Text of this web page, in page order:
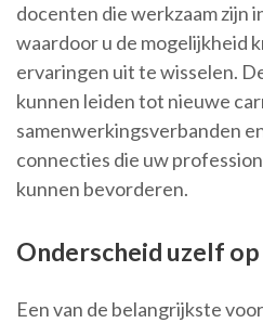
docenten die werkzaam zijn
waardoor u de mogelijkheid
ervaringen uit te wisselen.
kunnen leiden tot nieuwe
samenwerkingsverbanden
connecties die uw
kunnen bevorderen.
Onderscheid uzelf
Een van de belangrijkste